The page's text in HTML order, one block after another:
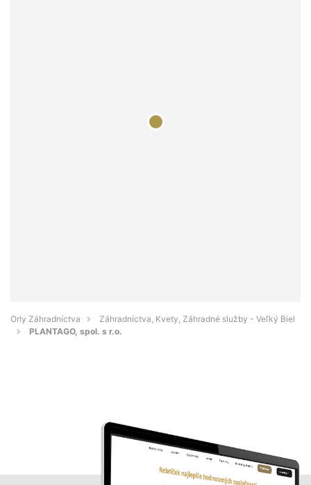
Orly Záhradníctva
Záhradníctva, Kvety, Záhradné služby - Veľký Biel
PLANTAGO, spol. s r.o.